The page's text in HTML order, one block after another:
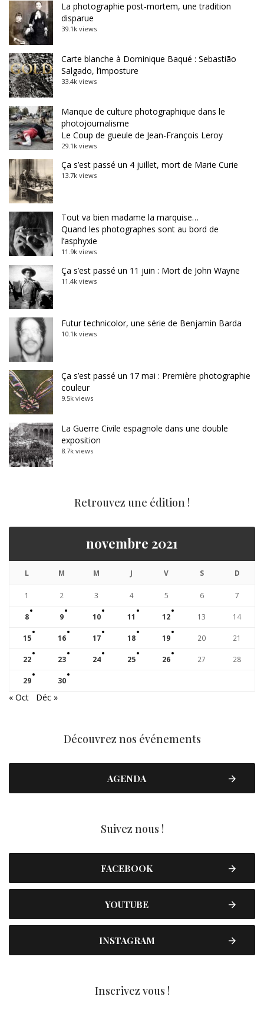
La photographie post-mortem, une tradition
disparue
39.1k views
Carte blanche à Dominique Baqué : Sebastião
Salgado, l’imposture
33.4k views
Manque de culture photographique dans le
photojournalisme
Le Coup de gueule de Jean-François Leroy
29.1k views
Ça s’est passé un 4 juillet, mort de Marie Curie
13.7k views
Tout va bien madame la marquise…
Quand les photographes sont au bord de
l’asphyxie
11.9k views
Ça s’est passé un 11 juin : Mort de John Wayne
11.4k views
Futur technicolor, une série de Benjamin Barda
10.1k views
Ça s’est passé un 17 mai : Première photographie
couleur
9.5k views
La Guerre Civile espagnole dans une double
exposition
8.7k views
Retrouvez une édition !
novembre 2021
L M M J V S D
1 2 3 4 5 6 7
8 9 10 11 12 13 14
15 16 17 18 19 20 21
22 23 24 25 26 27 28
29 30
« Oct Déc »
Découvrez nos événements
AGENDA
Suivez nous !
FACEBOOK
YOUTUBE
INSTAGRAM
Inscrivez vous !